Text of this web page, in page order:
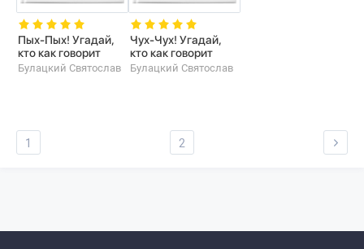
Пых-Пых! Угадай,
кто как говорит
Булацкий Святослав
Чух-Чух! Угадай,
кто как говорит
Булацкий Святослав
1 2